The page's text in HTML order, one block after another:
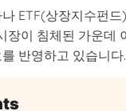
ETF(상장지수펀
장이 침체된 가운데
반영하고 있습니다.